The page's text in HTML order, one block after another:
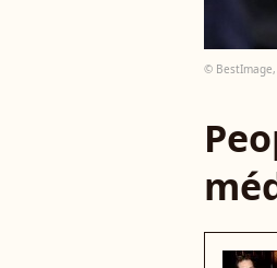
© BestImage,